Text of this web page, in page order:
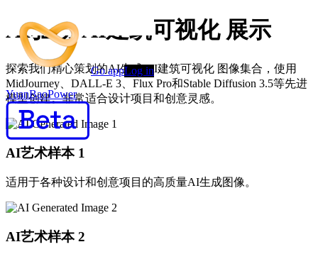
YuanBaoPower
Go appLog in
AI驱动 AI建筑可视化 展示
探索我们精心策划的AI生成 AI建筑可视化 图像集合，使用
MidJourney、DALL-E 3、Flux Pro和Stable Diffusion 3.5等先进
模型创建。非常适合设计项目和创意灵感。
AI艺术样本 1
适用于各种设计和创意项目的高质量AI生成图像。
AI艺术样本 2